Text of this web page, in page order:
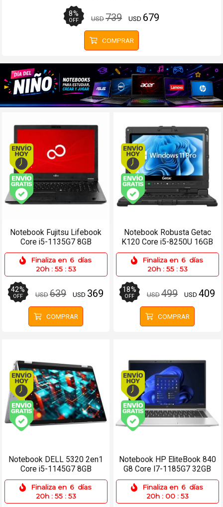
4 %
OFF USD1199 USD 1149
COMPRAR
Envío hoy. Comprando antes de 13Hs.
Envío gratis (Ver Envíos y Pagos)
Notebook Fujitsu Lifebook
Core i5-1135G7 8GB
512SSD 15.6 Win 11
Finaliza en 6 días
20h : 55 : 53
42%
OFF USD639 USD 369
COMPRAR
Envío hoy.
Envío gratis (Ver
Notebook Robusta Getac
K120 Core i5-8250U 16GB
256SSD 12.5 Táctil
Finaliza en 6 días
20h : 55 : 53
18%
OFF USD499 USD 409
COMPRAR
Envío hoy. Comprando antes de 13Hs.
Envío gratis (Ver Envíos y Pagos)
Notebook DELL 5320 2en1
Core i5-1145G7 8GB
128SSD 13.3 Táctil
Finaliza en 6 días
20h : 55 : 53
Envío hoy.
Envío gratis (Ver
Notebook HP EliteBook 840
G8 Core I7-1185G7 32GB
256SSD 14 Win 11 Pro
Finaliza en 6 días
20h : 00 : 53